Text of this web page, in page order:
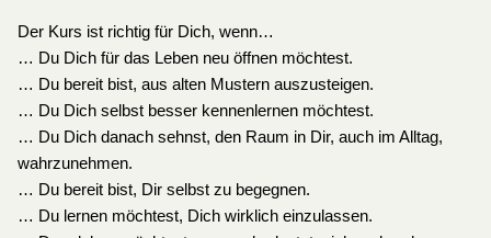
Der Kurs ist richtig für Dich, wenn…
… Du Dich für das Leben neu öffnen möchtest.
… Du bereit bist, aus alten Mustern auszusteigen.
… Du Dich selbst besser kennenlernen möchtest.
… Du Dich danach sehnst, den Raum in Dir, auch im Alltag,
wahrzunehmen.
… Du bereit bist, Dir selbst zu begegnen.
… Du lernen möchtest, Dich wirklich einzulassen.